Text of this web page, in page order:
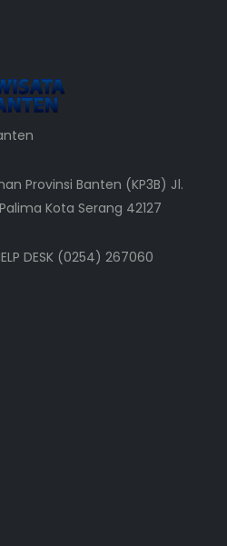
Provinsi Banten (KP3B) Jl.
Kota Serang 42127
DESK (0254) 267060